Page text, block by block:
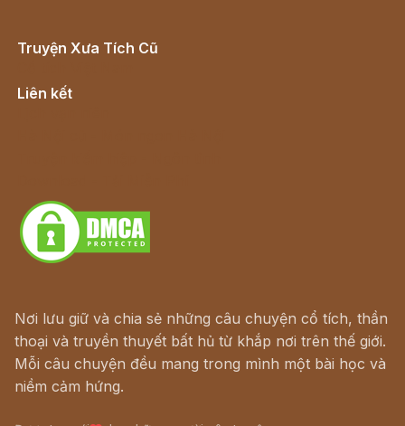
Truyện Xưa Tích Cũ
Liên kết
Nơi lưu giữ và chia sẻ những câu chuyện cổ tích, thần
thoại và truyền thuyết bất hủ từ khắp nơi trên thế giới.
Mỗi câu chuyện đều mang trong mình một bài học và
niềm cảm hứng.